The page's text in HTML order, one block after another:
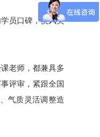
员口碑，悦风美
老师，都兼具多
评审，紧跟全国
气质灵活调整造